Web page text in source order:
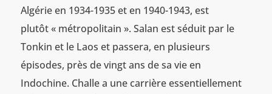
Algérie en 1934-1935 et en 1940-1943, est
plutôt « métropolitain ». Salan est séduit par le
Tonkin et le Laos et passera, en plusieurs
épisodes, près de vingt ans de sa vie en
Indochine. Challe a une carrière essentiellement